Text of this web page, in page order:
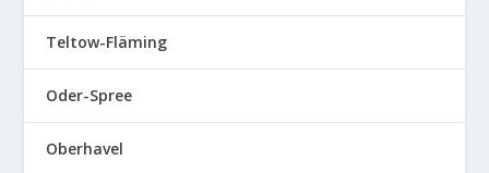
Teltow-Fläming
Oder-Spree
Oberhavel